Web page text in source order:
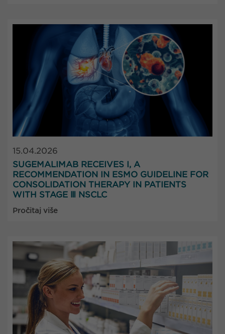
15.04.2026
SUGEMALIMAB RECEIVES I, A
RECOMMENDATION IN ESMO GUIDELINE FOR
CONSOLIDATION THERAPY IN PATIENTS
WITH STAGE Ⅲ NSCLC
Pročitaj više